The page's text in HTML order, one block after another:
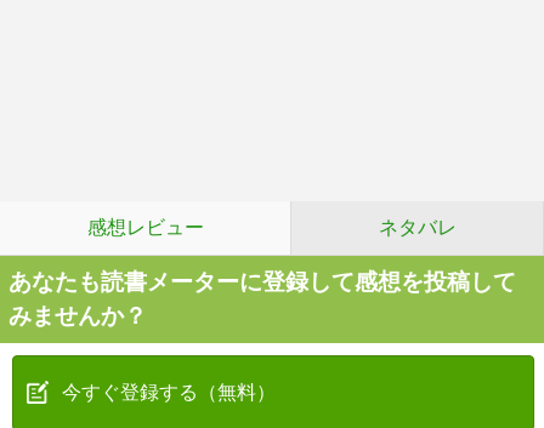
感想レビュー ネタバレ
あなたも読書メーターに登録して感想を投稿して
みませんか？
今すぐ登録する（無料）